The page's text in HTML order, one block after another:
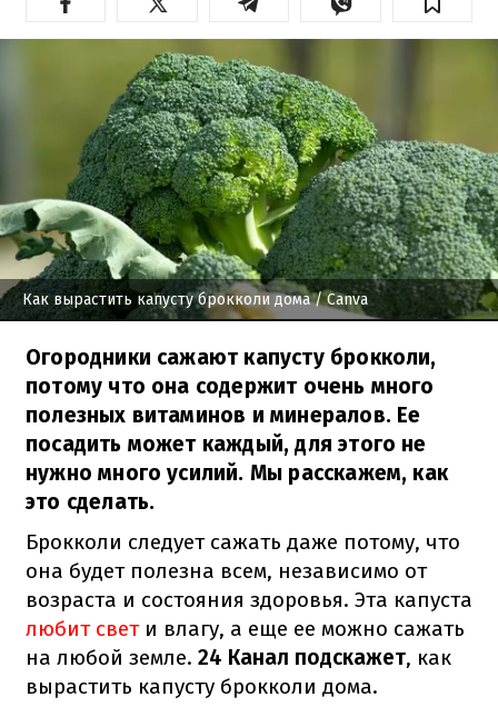
Как вырастить капусту брокколи дома/ Canva
Огородники сажают капусту брокколи,
потому что она содержит очень много
полезных витаминов и минералов. Ее
посадить может каждый, для этого не
нужно много усилий. Мы расскажем, как
это сделать.
Брокколи следует сажать даже потому, что
она будет полезна всем, независимо от
возраста и состояния здоровья. Эта капуста
любит свети влагу, а еще ее можно сажать
на любой земле. 24 Канал подскажет, как
вырастить капусту брокколи дома.